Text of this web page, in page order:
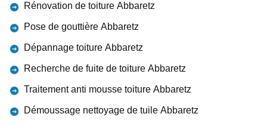
Rénovation de toiture Abbaretz
Pose de gouttière Abbaretz
Dépannage toiture Abbaretz
Recherche de fuite de toiture Abbaretz
Traitement anti mousse toiture Abbaretz
Démoussage nettoyage de tuile Abbaretz